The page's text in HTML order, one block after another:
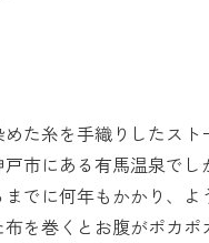
た糸を手織りしたスト
市にある有馬温泉で
でに何年もかかり、よ
を巻くとお腹がポカ